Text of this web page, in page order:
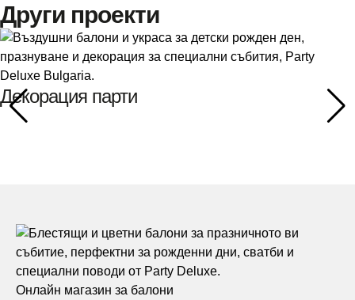
Други проекти
Декорация парти
Онлайн магазин за балони